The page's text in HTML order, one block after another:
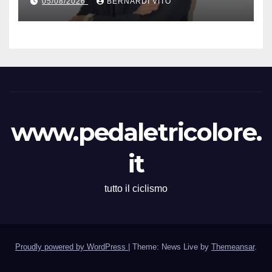
Dagnoni
www.pedaletricolore.
it
tutto il ciclismo
Proudly powered by WordPress Theme: News Live by Themeansar.